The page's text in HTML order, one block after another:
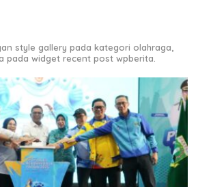
style gallery pada kategori olahraga,
pada widget recent post wpberita.